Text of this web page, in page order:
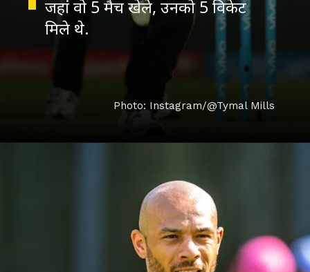
जहां वो 5 मैच खेले, उनको 5 विकेट
मिले थे.
Photo: Instagram/@Tymal Mills